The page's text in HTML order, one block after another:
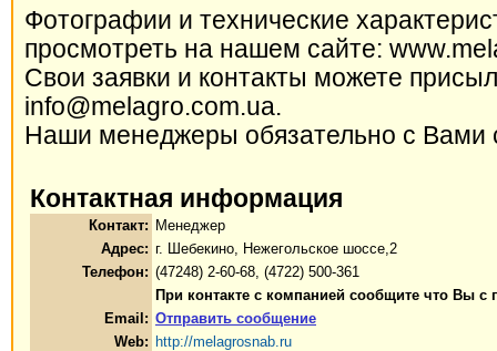
Фотографии и технические
просмотреть на нашем сайте:
Свои заявки и контакты можете
info@melagro.com.ua.
Наши менеджеры обязательно с Вами
Контактная информация
Контакт: Менеджер
Адрес: г. Шебекино, Нежегольское шоссе,2
Телефон: (47248) 2-60-68, (4722) 500-361
При контакте с компанией сообщите что Вы с
Email: Отправить сообщение
Web: http://melagrosnab.ru